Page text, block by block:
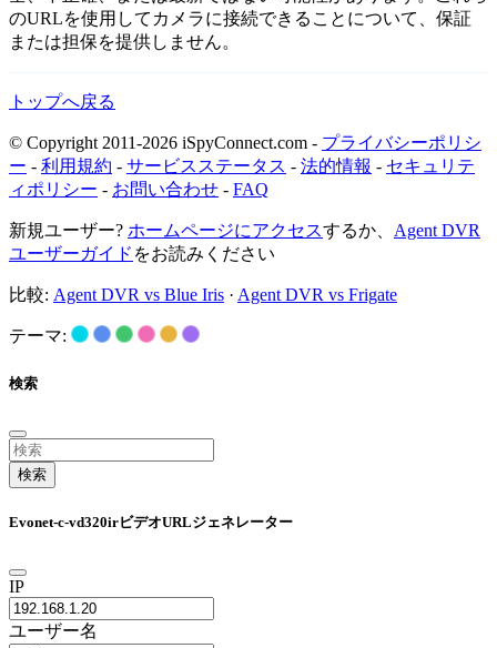
のURLを使用してカメラに接続できることについて、保証
または担保を提供しません。
トップへ戻る
© Copyright 2011-2026 iSpyConnect.com - プライバシーポリシ
ー - 利用規約 - サービスステータス - 法的情報 - セキュリテ
ィポリシー - お問い合わせ - FAQ
新規ユーザー? ホームページにアクセスするか、 Agent DVR
ユーザーガイド をお読みください
比較: Agent DVR vs Blue Iris · Agent DVR vs Frigate
テーマ:
検索
検索
Evonet-c-vd320irビデオURLジェネレーター
IP
ユーザー名